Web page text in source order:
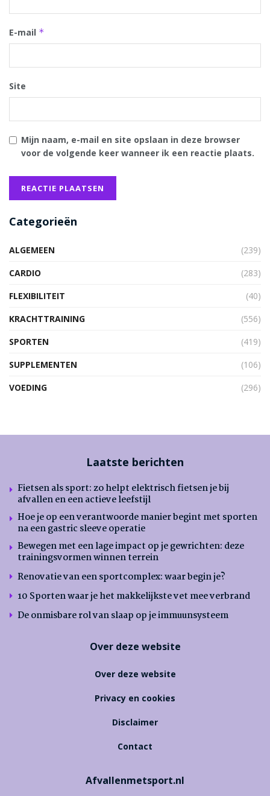
E-mail *
Site
Mijn naam, e-mail en site opslaan in deze browser
voor de volgende keer wanneer ik een reactie plaats.
Categorieën
ALGEMEEN
(239)
CARDIO
(283)
FLEXIBILITEIT
(40)
KRACHTTRAINING
(556)
SPORTEN
(419)
SUPPLEMENTEN
(106)
VOEDING
(296)
Laatste berichten
Fietsen als sport: zo helpt elektrisch fietsen je bij
afvallen en een actieve leefstijl
Hoe je op een verantwoorde manier begint met sporten
na een gastric sleeve operatie
Bewegen met een lage impact op je gewrichten: deze
trainingsvormen winnen terrein
Renovatie van een sportcomplex: waar begin je?
10 Sporten waar je het makkelijkste vet mee verbrand
De onmisbare rol van slaap op je immuunsysteem
Over deze website
Over deze website
Privacy en cookies
Disclaimer
Contact
Afvallenmetsport.nl